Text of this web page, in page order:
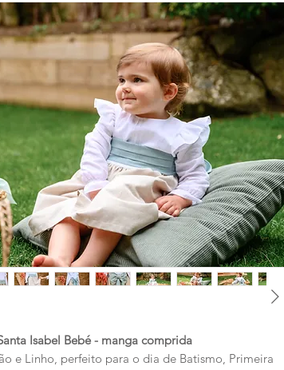
Isabel Bebé - manga comprida
e Linho, perfeito para o dia de Batismo, Primeira